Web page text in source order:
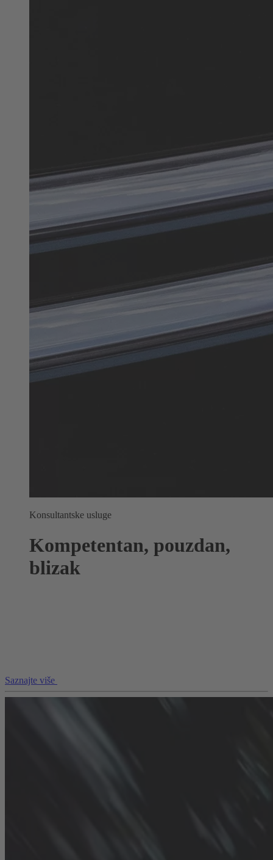
Konsultantske usluge
Kompetentan, pouzdan,
blizak
Saznajte više